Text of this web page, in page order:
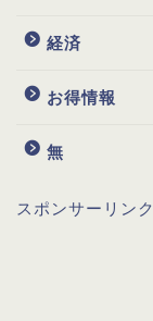
経済
お得情報
無
スポンサーリンク